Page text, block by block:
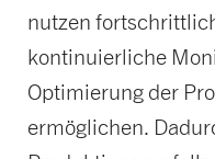
nutzen
kontinuierliche
Optimierung der
ermöglichen.